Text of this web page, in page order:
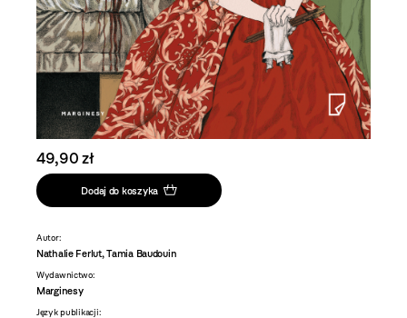
49,90 zł
Dodaj do koszyka
Autor:
Nathalie Ferlut, Tamia Baudouin
Wydawnictwo:
Marginesy
Język publikacji: